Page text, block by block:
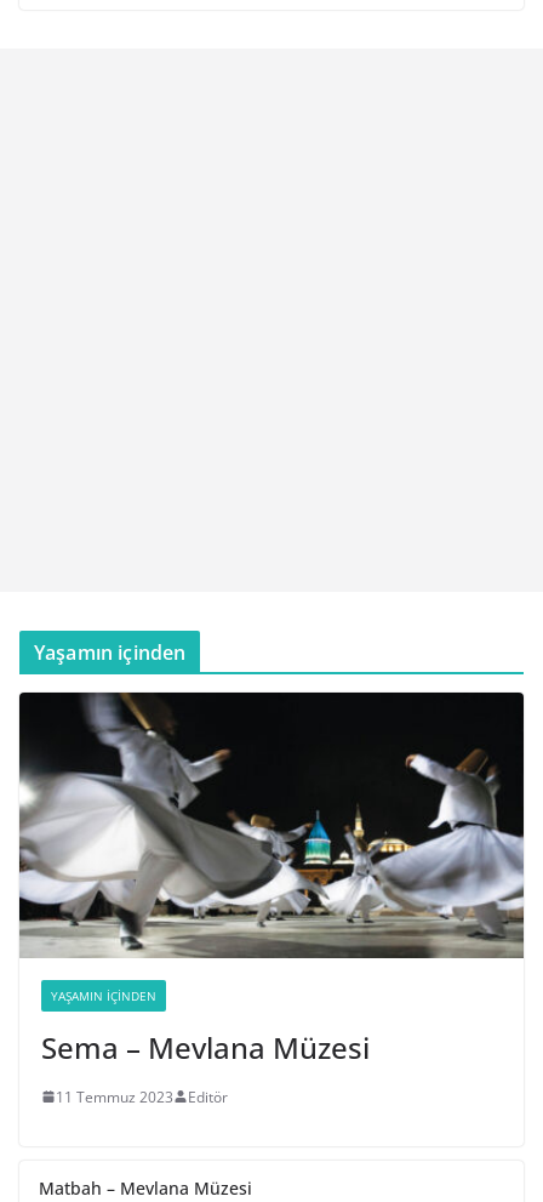
Yaşamın içinden
YAŞAMIN İÇINDEN
Sema – Mevlana Müzesi
11 Temmuz 2023 Editör
Matbah – Mevlana Müzesi